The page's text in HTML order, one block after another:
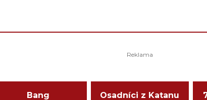
Bang Osadníci z Katanu